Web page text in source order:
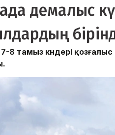
демалыс
8 тамыз күндері